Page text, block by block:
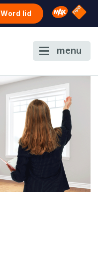
Word lid Omroep
NPO
menu